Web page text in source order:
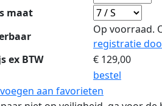
maat
Op voorraad.
registratie
ex BTW
€ 129,00
bestel
aan favorieten